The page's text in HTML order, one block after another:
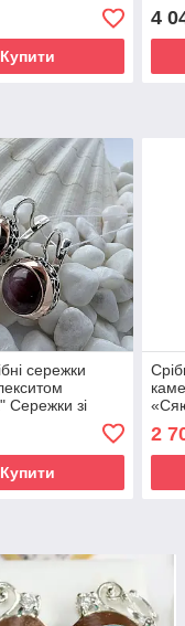
Купити
4
сережки
Сережки зі
Купити
2